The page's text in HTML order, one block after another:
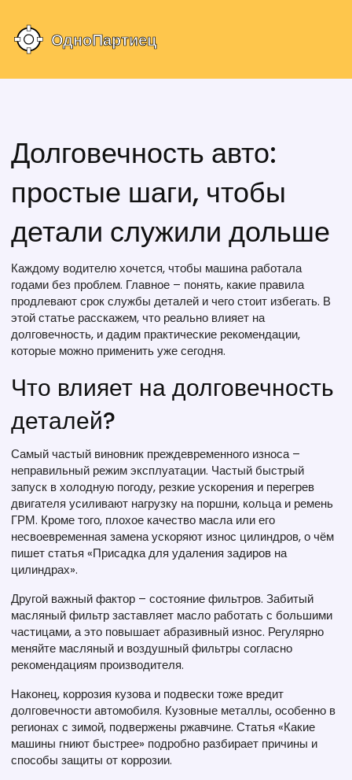
Долговечность авто:
простые шаги, чтобы
детали служили дольше
Каждому водителю хочется, чтобы машина работала
годами без проблем. Главное – понять, какие правила
продлевают срок службы деталей и чего стоит избегать. В
этой статье расскажем, что реально влияет на
долговечность, и дадим практические рекомендации,
которые можно применить уже сегодня.
Что влияет на долговечность
деталей?
Самый частый виновник преждевременного износа –
неправильный режим эксплуатации. Частый быстрый
запуск в холодную погоду, резкие ускорения и перегрев
двигателя усиливают нагрузку на поршни, кольца и ремень
ГРМ. Кроме того, плохое качество масла или его
несвоевременная замена ускоряют износ цилиндров, о чём
пишет статья «Присадка для удаления задиров на
цилиндрах».
Другой важный фактор – состояние фильтров. Забитый
масляный фильтр заставляет масло работать с большими
частицами, а это повышает абразивный износ. Регулярно
меняйте масляный и воздушный фильтры согласно
рекомендациям производителя.
Наконец, коррозия кузова и подвески тоже вредит
долговечности автомобиля. Кузовные металлы, особенно в
регионах с зимой, подвержены ржавчине. Статья «Какие
машины гниют быстрее» подробно разбирает причины и
способы защиты от коррозии.